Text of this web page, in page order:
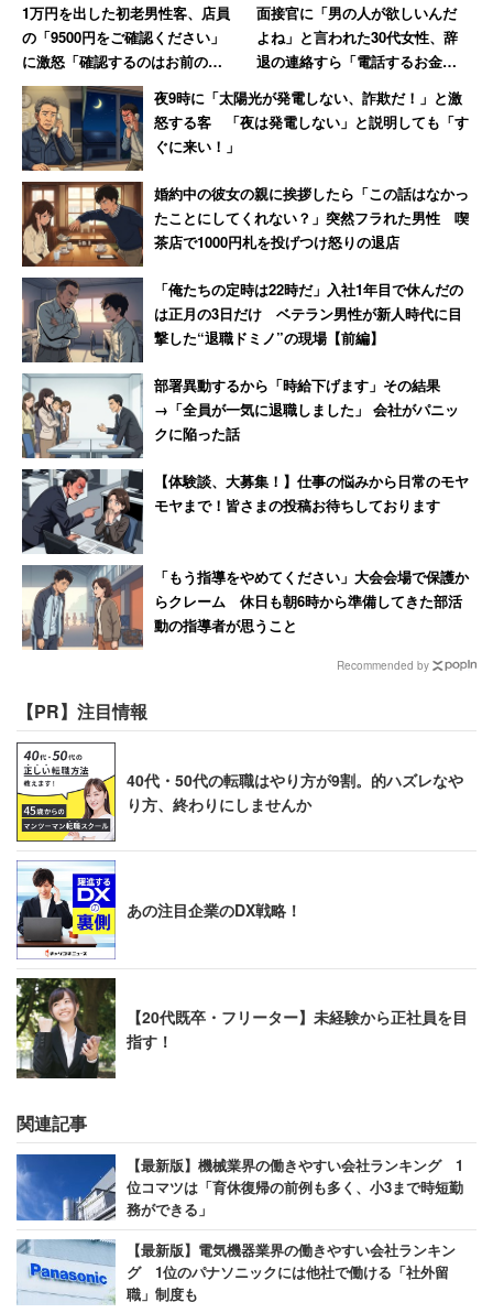
（機械設計 40代前半 男性 年収800万円）
「査定も年功序列と実績の中間的で公正であり、特
に不満はない。ボーナスは特に業績に連動してお
り、昨今は満足な額をもらえている（※2016年度に
関する投稿）。ランキング雑誌等で平均年収がさほ
ど高くないのは、大卒以外も入っているからだと思
う」
（プロジェクトマネージャー 30代後半 男性 年収
1050万円）
3位：デンソー（3.57点）
～自動運転技術などへの対応急ぐ～
自動車業界を代表するメガサプライヤー「デンソー」は、
2013年から働き方改革に着手。法定以上の育児休暇や短
時間勤務制度、在宅勤務制度などを整備し、2015年から
は6月～8月までの3か月間、朝型勤務を促す「モーニング
シフト」を導入。海外で活躍する若手人材を育てる制度
や、健康促進のために条件を満たした従業員に手当を支給
「給料は、メーカーのなかでは、トップクラスで
す。十分な額をもらうことができ、仕事量に対して
も十分すぎるほどです。大卒なら40歳で1000万円が
平均になり、生活するぶんには申し分ありません。
査定は公平ですが、そんなに差が出る査定はしませ
ん。皆同時に上がっていきますが、優秀な人は出世
が早い傾向にあります」
（品質管理 20代後半 男性 年収600万円）
「わたしの所属している部署では残業管理が徹底さ
れており、残業は月10時間以内、サービス残業はい
っさいなかった。有給休暇も非常に取りやすい雰囲
気であった。部署の雰囲気もよく、尊敬できる人が
多く働いている」
（人事 20代後半 女性 年収450万円）
1万円を出した初老男性客、店員
の「9500円をご確認ください」
に激怒「確認するのはお前の仕
事だろ!」→妻には頭が上がらず
大人しくなる
面接官に「男の人が欲しいんだ
よね」と言われた30代女性、辞
退の連絡すら「電話するお金と
時間ももったいなかった」
夜9時に「太陽光が発電しない、詐欺だ！」と激
怒する客 「夜は発電しない」と説明しても「す
ぐに来い！」
婚約中の彼女の親に挨拶したら「この話はなかっ
たことにしてくれない？」突然フラれた男性 喫
茶店で1000円札を投げつけ怒りの退店
「俺たちの定時は22時だ」入社1年目で休んだの
は正月の3日だけ ベテラン男性が新人時代に目
撃した“退職ドミノ”の現場【前編】
部署異動するから「時給下げます」その結果
→「全員が一気に退職しました」 会社がパニッ
クに陥った話
【体験談、大募集！】仕事の悩みから日常のモヤ
モヤまで！皆さまの投稿お待ちしております
「もう指導をやめてください」大会会場で保護か
らクレーム 休日も朝6時から準備してきた部活
動の指導者が思うこと
Recommended by
【PR】注目情報
40代・50代の転職はやり方が9割。的ハズレなや
り方、終わりにしませんか
あの注目企業のDX戦略！
【20代既卒・フリーター】未経験から正社員を目
指す！
関連記事
【最新版】機械業界の働きやすい会社ランキング 1
位コマツは「育休復帰の前例も多く、小3まで時短勤
務ができる」
【最新版】電気機器業界の働きやすい会社ランキン
グ 1位のパナソニックには他社で働ける「社外留
職」制度も